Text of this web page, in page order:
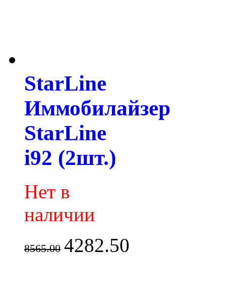
StarLine
Иммобилайзер
StarLine
i92 (2шт.)
Нет в
наличии
8565.00 4282.50